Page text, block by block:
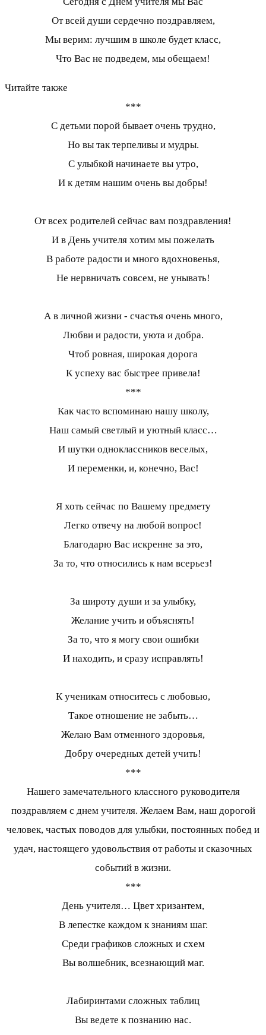
От всей души сердечно поздравляем,
Мы верим: лучшим в школе будет класс,
Что Вас не подведем, мы обещаем!
Читайте также
***
С детьми порой бывает очень трудно,
Но вы так терпеливы и мудры.
С улыбкой начинаете вы утро,
И к детям нашим очень вы добры!
От всех родителей сейчас вам поздравления!
И в День учителя хотим мы пожелать
В работе радости и много вдохновенья,
Не нервничать совсем, не унывать!
А в личной жизни - счастья очень много,
Любви и радости, уюта и добра.
Чтоб ровная, широкая дорога
К успеху вас быстрее привела!
***
Как часто вспоминаю нашу школу,
Наш самый светлый и уютный класс…
И шутки одноклассников веселых,
И переменки, и, конечно, Вас!
Я хоть сейчас по Вашему предмету
Легко отвечу на любой вопрос!
Благодарю Вас искренне за это,
За то, что относились к нам всерьез!
За широту души и за улыбку,
Желание учить и объяснять!
За то, что я могу свои ошибки
И находить, и сразу исправлять!
К ученикам относитесь с любовью,
Такое отношение не забыть…
Желаю Вам отменного здоровья,
Добру очередных детей учить!
***
Нашего замечательного классного руководителя
поздравляем с днем учителя. Желаем Вам, наш дорогой
человек, частых поводов для улыбки, постоянных побед и
удач, настоящего удовольствия от работы и сказочных
событий в жизни.
***
День учителя… Цвет хризантем,
В лепестке каждом к знаниям шаг.
Среди графиков сложных и схем
Вы волшебник, всезнающий маг.
Лабиринтами сложных таблиц
Вы ведете к познанию нас.